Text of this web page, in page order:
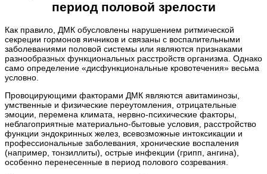
период половой зрелости
Как правило, ДМК обусловлены нарушением ритмической
секреции гормонов яичников и связаны с воспалительными
заболеваниями половой системы или являются признаками
разнообразных функциональных расстройств организма. Однако
само определение «дисфункциональные кровотечения» весьма
условно.
Провоцирующими факторами ДМК являются авитаминозы,
умственные и физические переутомления, отрицательные
эмоции, перемена климата, нервно-психические факторы,
неблагоприятные материально-бытовые условия, расстройство
функции эндокринных желез, всевозможные интоксикации и
профессиональные заболевания, хронические воспаления
(например, тонзиллиты), острые инфекции (грипп, ангина),
особенно перенесенные в период полового созревания.